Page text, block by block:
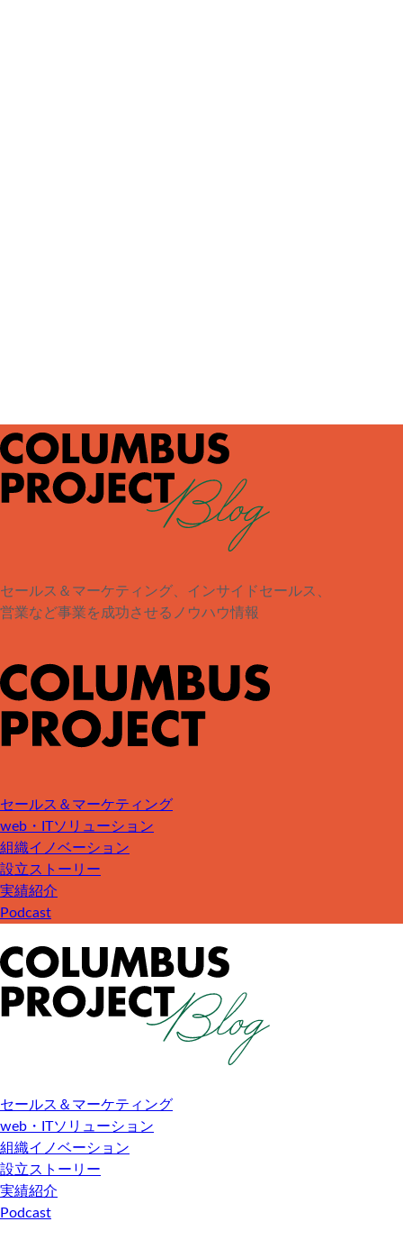
セールス＆マーケティング、インサイドセールス、
営業など事業を成功させるノウハウ情報
セールス＆マーケティング
web・ITソリューション
組織イノベーション
設立ストーリー
実績紹介
Podcast
セールス＆マーケティング
web・ITソリューション
組織イノベーション
設立ストーリー
実績紹介
Podcast